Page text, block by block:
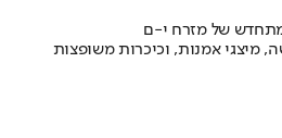
של מזרח י-ם
מיצגי אמנות, וכיכרות משופצות